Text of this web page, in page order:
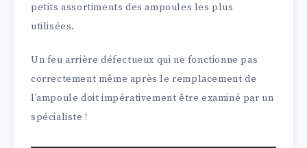
petits assortiments des ampoules les plus
utilisées.
Un feu arrière défectueux qui ne fonctionne pas
correctement même après le remplacement de
l’ampoule doit impérativement être examiné par un
spécialiste !